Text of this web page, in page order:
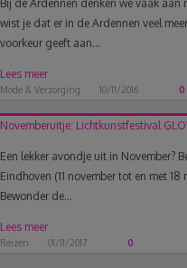
Bij de Ardennen denken we vaak
wist je dat er in de Ardennen veel
voorkeur geeft aan...
Lees meer
Mode & Verzorging 10/11/2016 0
Novemberuitje: Lichtkunstfestival
Een lekker avondje uit in November?
Eindhoven (11 november tot en met
Bewonder de...
Lees meer
Reizen 01/11/2017 0